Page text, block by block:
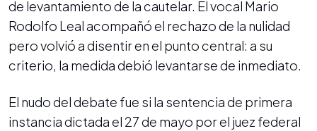
de levantamiento de la cautelar. El vocal Mario
Rodolfo Leal acompañó el rechazo de la nulidad
pero volvió a disentir en el punto central: a su
criterio, la medida debió levantarse de inmediato.
El nudo del debate fue si la sentencia de primera
instancia dictada el 27 de mayo por el juez federal